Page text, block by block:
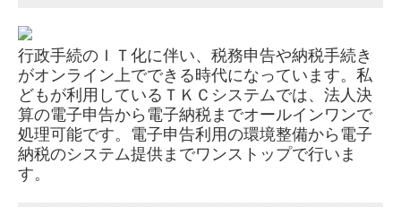
行政手続のＩＴ化に伴い、税務申告や納税手続き
がオンライン上でできる時代になっています。私
どもが利用しているＴＫＣシステムでは、法人決
算の電子申告から電子納税までオールインワンで
処理可能です。電子申告利用の環境整備から電子
納税のシステム提供までワンストップで行いま
す。